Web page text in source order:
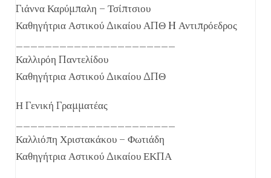
Γιάννα Καρύμπαλη – Τσίπτσιου
Καθηγήτρια Αστικού Δικαίου ΑΠΘ H Αντιπρόεδρος
Καλλιρόη Παντελίδου
Καθηγήτρια Αστικού Δικαίου ΔΠΘ
Η Γενική Γραμματέας
Καλλιόπη Χριστακάκου – Φωτιάδη
Καθηγήτρια Αστικού Δικαίου ΕΚΠΑ